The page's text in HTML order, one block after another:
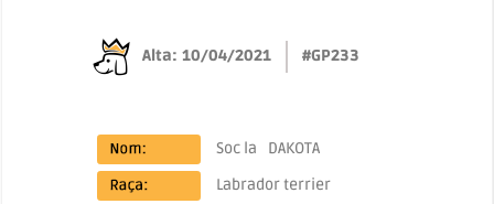
Alta: 10/04/2021 #GP233
Soc la
DAKOTA
Labrador terrier